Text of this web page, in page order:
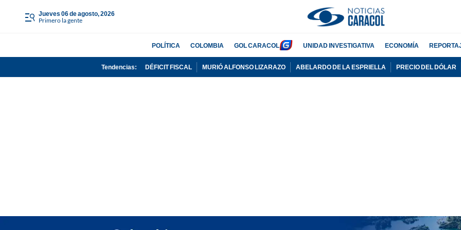
jueves 06 de agosto, 2026
Primero la gente
POLÍTICA COLOMBIA GOL CARACOL UNIDAD INVESTIGATIVA ECONOMÍA
Tendencias: DÉFICIT FISCAL MURIÓ ALFONSO LIZARAZO ABELARDO DE LA ESPRIELLA PRECIO DEL DÓLAR